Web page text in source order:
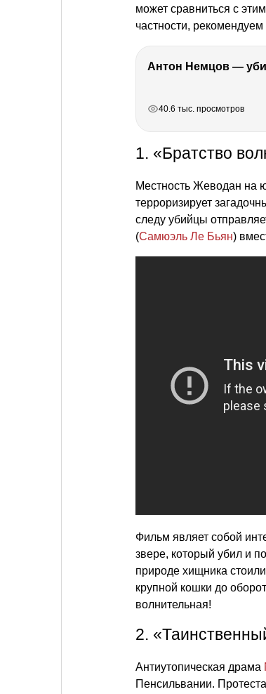
может сравниться с
частности,
40.6 тыс. просмотров
1. «Братство
Местность Жеводан на
терроризирует
следу убийцы
(Самюэль Ле Бьян)
Фильм являет собой
звере, который убил и
природе хищника
крупной кошки до
волнительная!
2.
Антиутопическая драма
Пенсильвании.